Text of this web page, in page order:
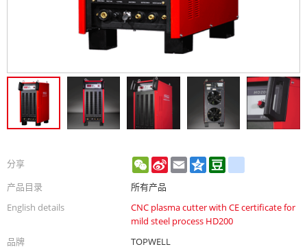
分享 WeChat
Sina
Weibo
Email Qzone
产品目录
所有产品
English details
CNC plasma cutter with CE certificate for
mild steel process HD200
品牌
TOPWELL